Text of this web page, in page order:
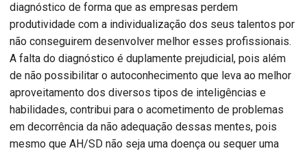
diagnóstico de forma que as empresas perdem
produtividade com a individualização dos seus talentos por
não conseguirem desenvolver melhor esses profissionais.
A falta do diagnóstico é duplamente prejudicial, pois além
de não possibilitar o autoconhecimento que leva ao melhor
aproveitamento dos diversos tipos de inteligências e
habilidades, contribui para o acometimento de problemas
em decorrência da não adequação dessas mentes, pois
mesmo que AH/SD não seja uma doença ou sequer uma